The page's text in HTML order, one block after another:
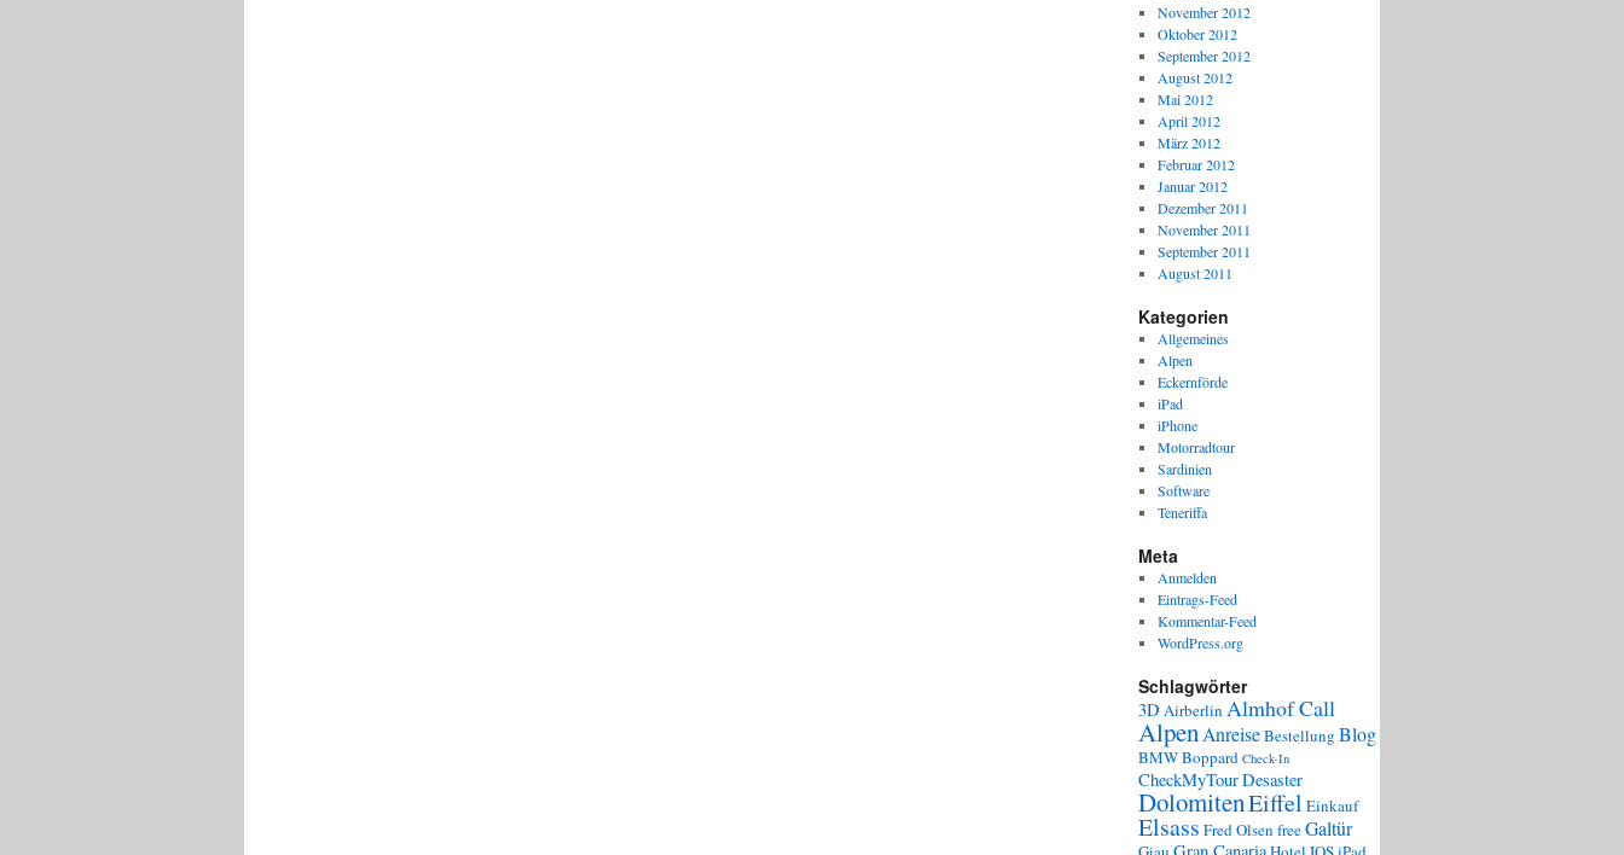
November 2012
Oktober 2012
September 2012
August 2012
Mai 2012
April 2012
März 2012
Februar 2012
Januar 2012
Dezember 2011
November 2011
September 2011
August 2011
Kategorien
Allgemeines
Alpen
Eckernförde
iPad
iPhone
Motorradtour
Sardinien
Software
Teneriffa
Meta
Anmelden
Eintrags-Feed
Kommentar-Feed
WordPress.org
Schlagwörter
3D Airberlin Almhof Call
AlpenAnreiseBestellung Blog
BMWBoppard Check-In
CheckMyTourDesaster
DolomitenEiffel Einkauf
Elsass Fred Olsen freeGaltür